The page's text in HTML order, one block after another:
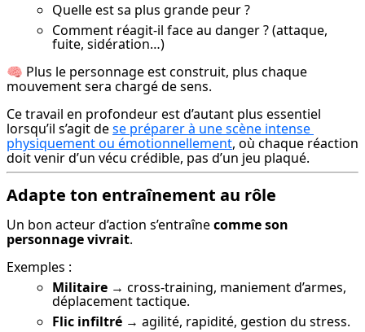
Quelle est sa plus grande peur ?
Comment réagit-il face au danger ? (attaque,
fuite, sidération…)
🧠 Plus le personnage est construit, plus chaque
mouvement sera chargé de sens.
Ce travail en profondeur est d’autant plus essentiel
lorsqu’il s’agit de se préparer à une scène intense
physiquement ou émotionnellement, où chaque réaction
doit venir d’un vécu crédible, pas d’un jeu plaqué.
Adapte ton entraînement au rôle
Un bon acteur d’action s’entraîne comme son
personnage vivrait.
Exemples :
Militaire → cross-training, maniement d’armes,
déplacement tactique.
Flic infiltré → agilité, rapidité, gestion du stress.